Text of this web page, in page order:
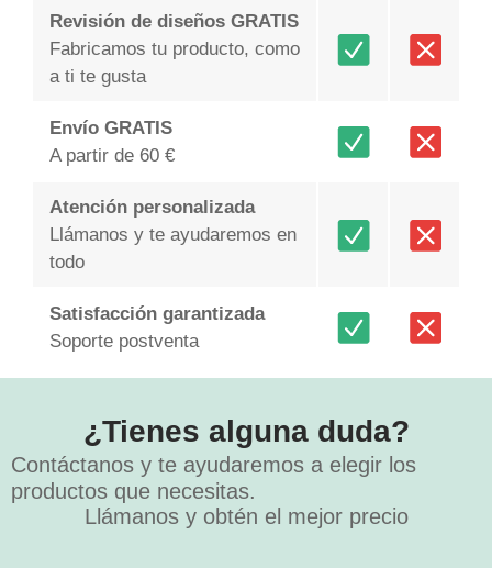
Revisión de diseños GRATIS
Fabricamos tu producto, como
a ti te gusta
Envío GRATIS
A partir de 60 €
Atención personalizada
Llámanos y te ayudaremos en
todo
Satisfacción garantizada
Soporte postventa
¿Tienes alguna duda?
Contáctanos y te ayudaremos a elegir los
productos que necesitas.
Llámanos y obtén el mejor precio